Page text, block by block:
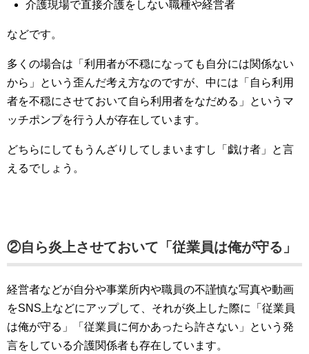
介護現場で直接介護をしない職種や経営者
などです。
多くの場合は「利用者が不穏になっても自分には関係ない
から」という歪んだ考え方なのですが、中には「自ら利用
者を不穏にさせておいて自ら利用者をなだめる」というマ
ッチポンプを行う人が存在しています。
どちらにしてもうんざりしてしまいますし「戯け者」と言
えるでしょう。
②自ら炎上させておいて「従業員は俺が守る」
経営者などが自分や事業所内や職員の不謹慎な写真や動画
をSNS上などにアップして、それが炎上した際に「従業員
は俺が守る」「従業員に何かあったら許さない」という発
言をしている介護関係者も存在しています。